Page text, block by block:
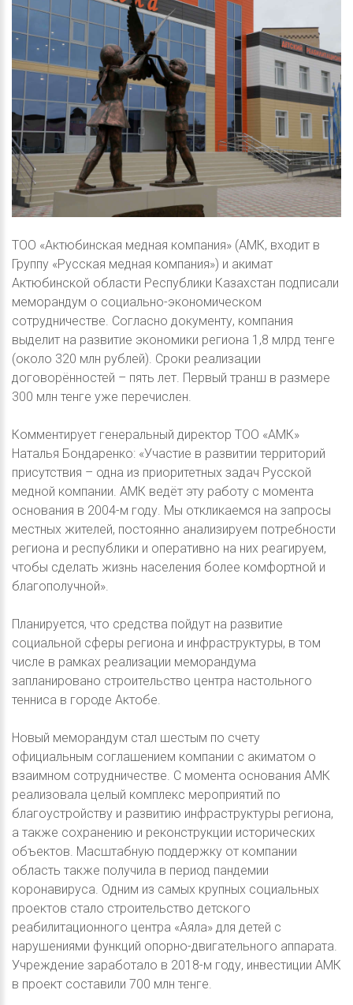
ТОО «Актюбинская медная компания» (АМК, входит в
Группу «Русская медная компания») и акимат
Актюбинской области Республики Казахстан подписали
меморандум о социально-экономическом
сотрудничестве. Согласно документу, компания
выделит на развитие экономики региона 1,8 млрд тенге
(около 320 млн рублей). Сроки реализации
договорённостей – пять лет. Первый транш в размере
300 млн тенге уже перечислен.
Комментирует генеральный директор ТОО «АМК»
Наталья Бондаренко: «Участие в развитии территорий
присутствия – одна из приоритетных задач Русской
медной компании. АМК ведёт эту работу с момента
основания в 2004-м году. Мы откликаемся на запросы
местных жителей, постоянно анализируем потребности
региона и республики и оперативно на них реагируем,
чтобы сделать жизнь населения более комфортной и
благополучной».
Планируется, что средства пойдут на развитие
социальной сферы региона и инфраструктуры, в том
числе в рамках реализации меморандума
запланировано строительство центра настольного
тенниса в городе Актобе.
Новый меморандум стал шестым по счету
официальным соглашением компании с акиматом о
взаимном сотрудничестве. С момента основания АМК
реализовала целый комплекс мероприятий по
благоустройству и развитию инфраструктуры региона,
а также сохранению и реконструкции исторических
объектов. Масштабную поддержку от компании
область также получила в период пандемии
коронавируса. Одним из самых крупных социальных
проектов стало строительство детского
реабилитационного центра «Аяла» для детей с
нарушениями функций опорно-двигательного аппарата.
Учреждение заработало в 2018-м году, инвестиции АМК
в проект составили 700 млн тенге.